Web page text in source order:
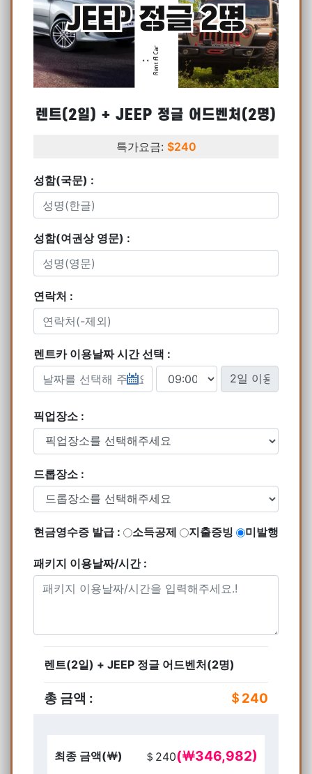
렌트(2일) + JEEP 정글 어드벤처(2명)
특가요금: $240
성함(국문) :
성함(여권상 영문) :
연락처 :
렌트카 이용날짜 시간 선택 :
픽업장소 :
드롭장소 :
현금영수증 발급 : 소득공제 지출증빙 미발행
패키지 이용날짜/시간 :
렌트(2일) + JEEP 정글 어드벤처(2명)
총 금액 : ＄240
최종 금액(￦) ＄ 240(￦346,982)